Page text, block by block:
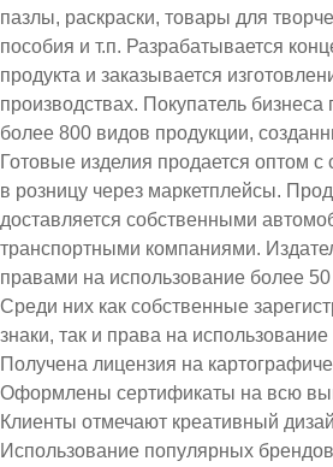
пазлы, раскраски, товары для
пособия и т.п. Разрабатывается
продукта и заказывается
производствах. Покупатель бизнеса
более 800 видов продукции,
Готовые изделия продается оптом с
в розницу через маркетплейсы.
доставляется собственными
транспортными компаниями.
правами на использование более
Среди них как собственные
знаки, так и права на
Получена лицензия на
Оформлены сертификаты на всю
Клиенты отмечают креативный
Использование популярных